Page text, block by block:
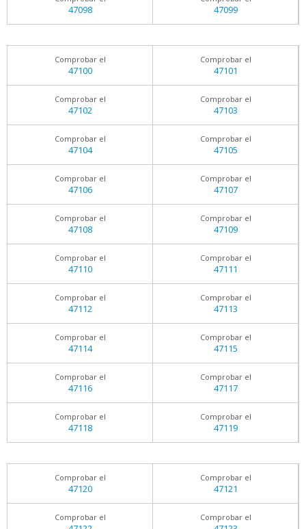
47098 47099
Comprobar el
47100
Comprobar el
47101
Comprobar el
47102
Comprobar el
47103
Comprobar el
47104
Comprobar el
47105
Comprobar el
47106
Comprobar el
47107
Comprobar el
47108
Comprobar el
47109
Comprobar el
47110
Comprobar el
47111
Comprobar el
47112
Comprobar el
47113
Comprobar el
47114
Comprobar el
47115
Comprobar el
47116
Comprobar el
47117
Comprobar el
47118
Comprobar el
47119
Comprobar el
47120
Comprobar el
47121
Comprobar el Comprobar el